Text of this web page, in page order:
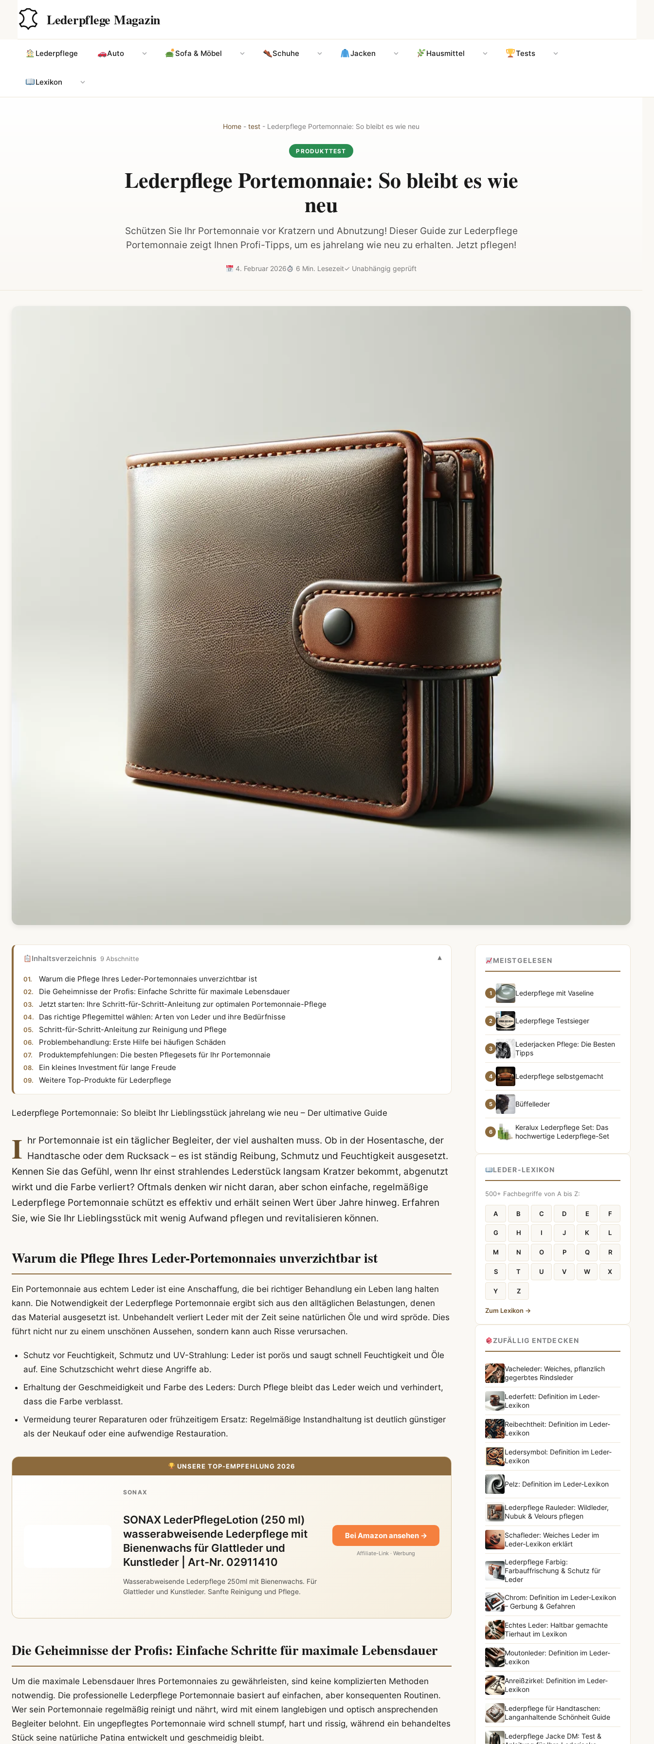
springen
Lederpflege Magazin
Lederpflege Auto Sofa & Möbel Schuhe Jacken Hausmittel Tests
Lexikon
Hauptinhalt
Home - test - Lederpflege Portemonnaie: So bleibt es wie neu
PRODUKTTEST
Lederpflege Portemonnaie: So bleibt es wie
neu
Schützen Sie Ihr Portemonnaie vor Kratzern und Abnutzung! Dieser Guide zur Lederpflege
Portemonnaie zeigt Ihnen Profi-Tipps, um es jahrelang wie neu zu erhalten. Jetzt pflegen!
4. Februar 2026 6 Min. Lesezeit✓ Unabhängig geprüft
Inhaltsverzeichnis 9 Abschnitte
Warum die Pflege Ihres Leder-Portemonnaies unverzichtbar ist
Die Geheimnisse der Profis: Einfache Schritte für maximale Lebensdauer
Jetzt starten: Ihre Schritt-für-Schritt-Anleitung zur optimalen Portemonnaie-Pflege
Das richtige Pflegemittel wählen: Arten von Leder und ihre Bedürfnisse
Schritt-für-Schritt-Anleitung zur Reinigung und Pflege
Problembehandlung: Erste Hilfe bei häufigen Schäden
Produktempfehlungen: Die besten Pflegesets für Ihr Portemonnaie
Ein kleines Investment für lange Freude
Weitere Top-Produkte für Lederpflege
Lederpflege Portemonnaie: So bleibt Ihr Lieblingsstück jahrelang wie neu – Der ultimative Guide
I hr Portemonnaie ist ein täglicher Begleiter, der viel aushalten muss. Ob in der Hosentasche, der
Handtasche oder dem Rucksack – es ist ständig Reibung, Schmutz und Feuchtigkeit ausgesetzt.
Kennen Sie das Gefühl, wenn Ihr einst strahlendes Lederstück langsam Kratzer bekommt, abgenutzt
wirkt und die Farbe verliert? Oftmals denken wir nicht daran, aber schon einfache, regelmäßige
Lederpflege Portemonnaie schützt es effektiv und erhält seinen Wert über Jahre hinweg. Erfahren
Sie, wie Sie Ihr Lieblingsstück mit wenig Aufwand pflegen und revitalisieren können.
Warum die Pflege Ihres Leder-Portemonnaies unverzichtbar ist
Ein Portemonnaie aus echtem Leder ist eine Anschaffung, die bei richtiger Behandlung ein Leben lang halten
kann. Die Notwendigkeit der Lederpflege Portemonnaie ergibt sich aus den alltäglichen Belastungen, denen
das Material ausgesetzt ist. Unbehandelt verliert Leder mit der Zeit seine natürlichen Öle und wird spröde. Dies
führt nicht nur zu einem unschönen Aussehen, sondern kann auch Risse verursachen.
Schutz vor Feuchtigkeit, Schmutz und UV-Strahlung: Leder ist porös und saugt schnell Feuchtigkeit und Öle
auf. Eine Schutzschicht wehrt diese Angriffe ab.
Erhaltung der Geschmeidigkeit und Farbe des Leders: Durch Pflege bleibt das Leder weich und verhindert,
dass die Farbe verblasst.
Vermeidung teurer Reparaturen oder frühzeitigem Ersatz: Regelmäßige Instandhaltung ist deutlich günstiger
als der Neukauf oder eine aufwendige Restauration.
UNSERE TOP-EMPFEHLUNG 2026
SONAX
SONAX LederPflegeLotion (250 ml)
wasserabweisende Lederpflege mit
Bienenwachs für Glattleder und
Kunstleder | Art-Nr. 02911410
Wasserabweisende Lederpflege 250ml mit Bienenwachs. Für
Glattleder und Kunstleder. Sanfte Reinigung und Pflege.
Bei Amazon ansehen →
Affiliate-Link · Werbung
Die Geheimnisse der Profis: Einfache Schritte für maximale Lebensdauer
Um die maximale Lebensdauer Ihres Portemonnaies zu gewährleisten, sind keine komplizierten Methoden
notwendig. Die professionelle Lederpflege Portemonnaie basiert auf einfachen, aber konsequenten Routinen.
Wer sein Portemonnaie regelmäßig reinigt und nährt, wird mit einem langlebigen und optisch ansprechenden
Begleiter belohnt. Ein ungepflegtes Portemonnaie wird schnell stumpf, hart und rissig, während ein behandeltes
Stück seine natürliche Patina entwickelt und geschmeidig bleibt.
MEISTGELESEN
1 Lederpflege mit Vaseline
2 Lederpflege Testsieger
3
Lederjacken Pflege: Die Besten
Tipps
4 Lederpflege selbstgemacht
5 Büffelleder
6
Keralux Lederpflege Set: Das
hochwertige Lederpflege-Set
LEDER-LEXIKON
500+ Fachbegriffe von A bis Z:
A B C D E F
G H I J K L
M N O P Q R
S T U V W X
Y Z
Zum Lexikon →
ZUFÄLLIG ENTDECKEN
Vacheleder: Weiches, pflanzlich
gegerbtes Rindsleder
Lederfett: Definition im Leder-
Lexikon
Reibechtheit: Definition im Leder-
Lexikon
Ledersymbol: Definition im Leder-
Lexikon
Pelz: Definition im Leder-Lexikon
Lederpflege Rauleder: Wildleder,
Nubuk & Velours pflegen
Schafleder: Weiches Leder im
Leder-Lexikon erklärt
Lederpflege Farbig:
Farbauffrischung & Schutz für
Leder
Chrom: Definition im Leder-Lexikon
– Gerbung & Gefahren
Echtes Leder: Haltbar gemachte
Tierhaut im Lexikon
Moutonleder: Definition im Leder-
Lexikon
Anreißzirkel: Definition im Leder-
Lexikon
Lederpflege für Handtaschen:
Langanhaltende Schönheit Guide
Lederpflege Jacke DM: Test &